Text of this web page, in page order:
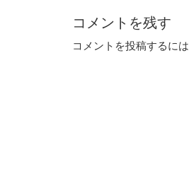
コメントを残す
コメントを投稿するには